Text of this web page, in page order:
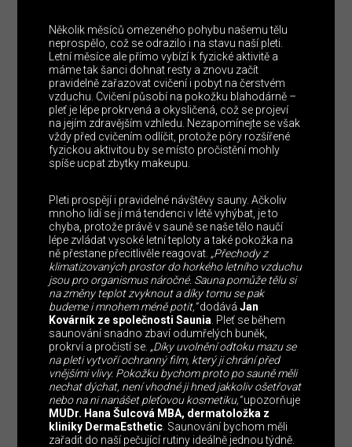
Několik měsíců omezeného pohybu našemu tělu
neprospělo, což se odrazilo i na stavu naší pleti.
Letní měsíce ale přímo vybízí k fyzické aktivitě a
máme tak šanci dohnat resty a znovu začít
pravidelně zařazovat cvičení i pobyt na čerstvém
vzduchu. Cvičení působí na pokožku blahodárně –
pleť je lépe prokrvená a okysličená, což se projeví
na jejím zdravějším vzhledu. Nezapomínejte se však
vždy před cvičením odlíčit, protože póry rozšířené
fyzickou aktivitou by se místo pročistění mohly
spíše ucpat zbytky makeupu.
Pleti prospějí i pravidelné návštěvy sauny. Ačkoliv
mnoho lidí se jí má tendenci v létě vyhýbat, je to
chyba, protože právě v sauně se naše tělo naučí
lépe zvládat vysoké letní teploty a také pokožka na
ně přestane přecitlivěle reagovat. „Přechody z
klimatizovaných prostor do horkého letního vzduchu
jsou pro organismus náročné. Sauna pomůže tělu si
na změny teplot zvyknout a díky tomu se pak
budeme i mnohem méně potit,“dodáváJan
Kovárník ze společnosti Saunia . Pleť se během
saunování snadno zbaví odumřelých buněk,
prokrví a pročistí se. „Díky uvolnění odtoku mazu se
na pleti vytvoří ochranný film, který ji chrání před
vnějšími vlivy. Pokožku bychom proto po sauně měli
nechat dýchat, není vhodné ji hned jakkoliv ošetřovat
nebo na ni nanášet pleťovou kosmetiku,“upozorňuje
MUDr. Hana Šulcová MBA, dermatoložka z
kliniky DermaEsthetic . Saunování bychom měli
zařadit do naší pečující rutiny ideálně jednou týdně.